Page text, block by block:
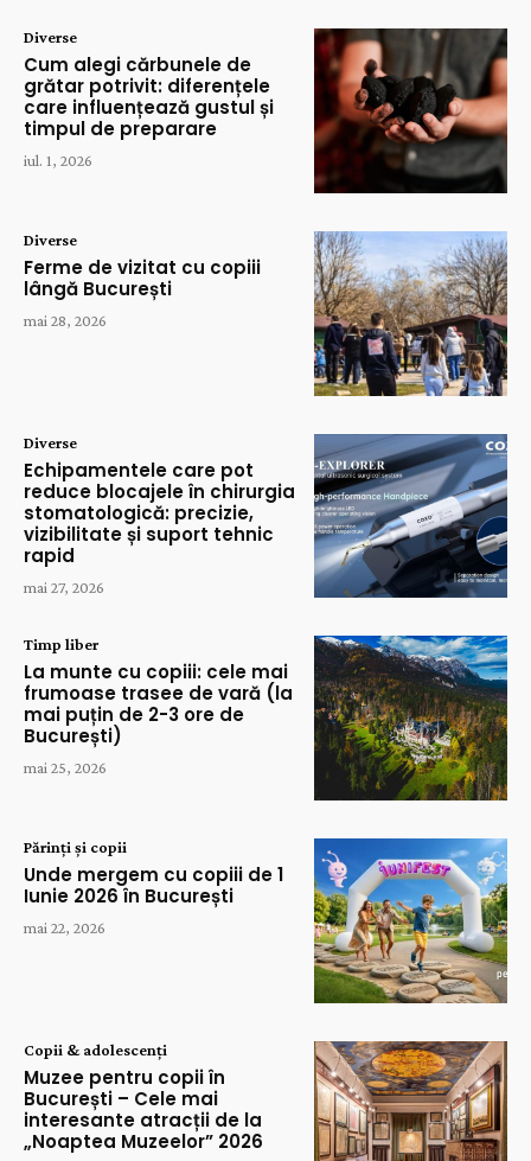
Diverse
Cum alegi cărbunele de
grătar potrivit: diferențele
care influențează gustul și
timpul de preparare
iul. 1, 2026
Diverse
Ferme de vizitat cu copiii
lângă București
mai 28, 2026
Diverse
Echipamentele care pot
reduce blocajele în chirurgia
stomatologică: precizie,
vizibilitate și suport tehnic
rapid
mai 27, 2026
Timp liber
La munte cu copiii: cele mai
frumoase trasee de vară (la
mai puțin de 2-3 ore de
București)
mai 25, 2026
Părinți și copii
Unde mergem cu copiii de 1
Iunie 2026 în București
mai 22, 2026
Copii & adolescenți
Muzee pentru copii în
București – Cele mai
interesante atracții de la
„Noaptea Muzeelor” 2026